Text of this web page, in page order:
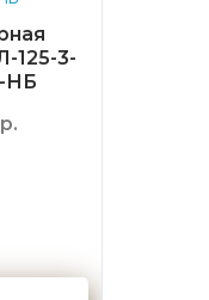
125-3-
НБ